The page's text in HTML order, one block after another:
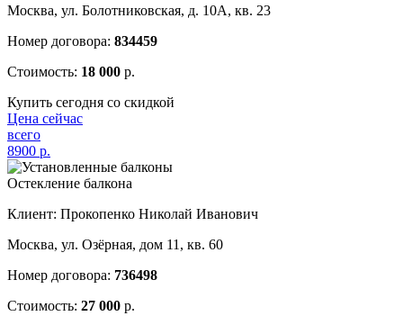
Москва, ул. Болотниковская, д. 10А, кв. 23
Номер договора: 834459
Стоимость: 18 000 р.
Купить сегодня со скидкой
Цена сейчас
всего
8900 р.
Остекление балкона
Клиент: Прокопенко Николай Иванович
Москва, ул. Озёрная, дом 11, кв. 60
Номер договора: 736498
Стоимость: 27 000 р.